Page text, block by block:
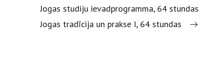
Jogas studiju ievadprogramma, 64 stundas
Jogas tradīcija un prakse I, 64 stundas